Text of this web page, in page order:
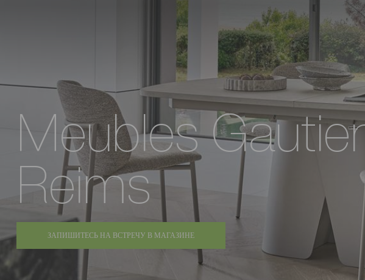
Meubles
Reims
ЗАПИШИТЕСЬ НА ВСТРЕЧУ В МАГАЗИНЕ